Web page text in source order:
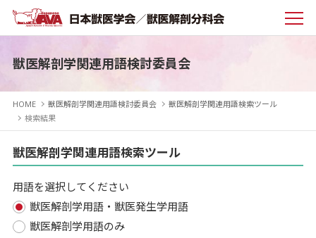
獣医解剖学関連用語検討委員会
HOME 獣医解剖学関連用語検討委員会
獣医解剖学関連用語検索ツール
検索結果
獣医解剖学関連用語検索ツール
用語を選択してください
獣医解剖学用語・獣医発生学用語
獣医解剖学用語のみ